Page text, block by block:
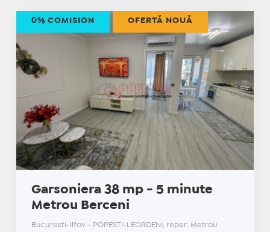
Garsoniera 38 mp - 5 minute
Metrou Berceni
Bucuresti-Ilfov - POPESTI-LEORDENI, reper: Metrou
0% COMISION OFERTĂ NOUĂ